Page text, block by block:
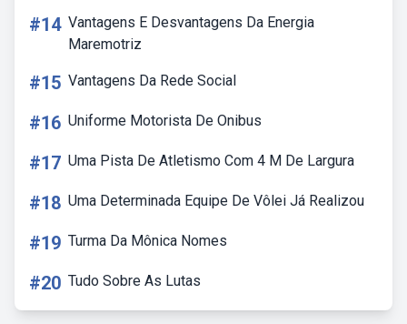
#14 Vantagens E Desvantagens Da Energia
Maremotriz
#15 Vantagens Da Rede Social
#16 Uniforme Motorista De Onibus
#17 Uma Pista De Atletismo Com 4 M De Largura
#18 Uma Determinada Equipe De Vôlei Já Realizou
#19 Turma Da Mônica Nomes
#20 Tudo Sobre As Lutas